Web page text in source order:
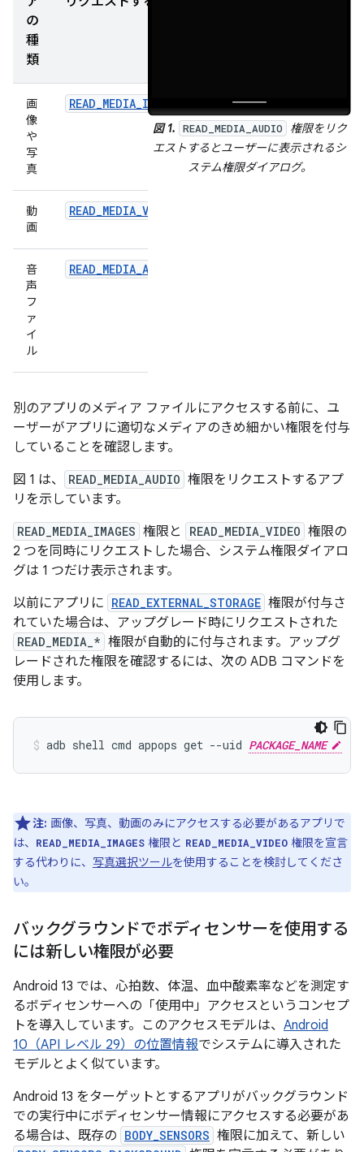
図 1. READ_MEDIA_AUDIO
権限をリク
エストするとユーザーに表示されるシ
ステム権限ダイアログ。
の
種
類
画
像
や
写
真
READ_MEDIA_IMAGES
動
画
READ_MEDIA_VIDEO
音
声
フ
ァ
イ
ル
READ_MEDIA_AUDIO
別のアプリのメディア ファイルにアクセスする前に、ユ
ーザーがアプリに適切なメディアのきめ細かい権限を付与
していることを確認します。
図 1 は、
READ_MEDIA_AUDIO 権限をリクエストするアプ
リを示しています。
READ_MEDIA_IMAGES 権限と READ_MEDIA_VIDEO 権限の
2 つを同時にリクエストした場合、システム権限ダイアロ
グは 1 つだけ表示されます。
以前にアプリに READ_EXTERNAL_STORAGE 権限が付与さ
れていた場合は、アップグレード時にリクエストされた
READ_MEDIA_* 権限が自動的に付与されます。アップグ
レードされた権限を確認するには、次の ADB コマンドを
使用します。
adb shell cmd appops get --uid PACKAGE_NAME
注: 画像、写真、動画のみにアクセスする必要があるアプリで
は、
READ_MEDIA_IMAGES 権限と READ_MEDIA_VIDEO 権限を宣言
する代わりに、 写真選択ツールを使用することを検討してくださ
い。
バックグラウンドでボディセンサーを使用する
には新しい権限が必要
Android 13 では、心拍数、体温、血中酸素率などを測定す
るボディセンサーへの「使用中」アクセスというコンセプ
トを導入しています。このアクセスモデルは、 Android
10（API レベル 29）の位置情報でシステムに導入された
モデルとよく似ています。
Android 13 をターゲットとするアプリがバックグラウンド
での実行中にボディセンサー情報にアクセスする必要があ
る場合は、既存の BODY_SENSORS 権限に加えて、新しい